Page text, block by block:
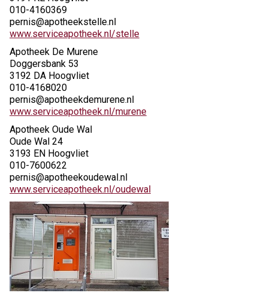
010-4160369
pernis@apotheekstelle.nl
www.serviceapotheek.nl/stelle
Apotheek De Murene
Doggersbank 53
3192 DA Hoogvliet
010-4168020
pernis@apotheekdemurene.nl
www.serviceapotheek.nl/murene
Apotheek Oude Wal
Oude Wal 24
3193 EN Hoogvliet
010-7600622
pernis@apotheekoudewal.nl
www.serviceapotheek.nl/oudewal